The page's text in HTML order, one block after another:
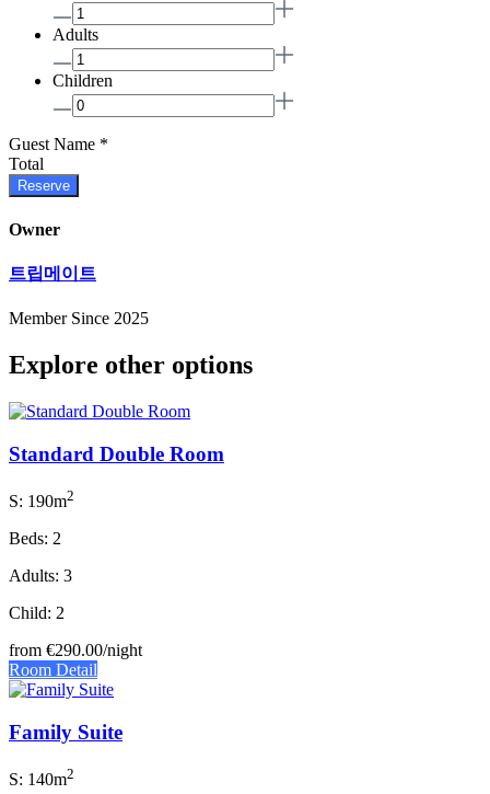
Adults
Children
Guest Name *
Total
Reserve
Owner
트립메이트
Member Since 2025
Explore other options
Standard Double Room
S: 190m2
Beds: 2
Adults: 3
Child: 2
from €290.00/night
Room Detail
Family Suite
S: 140m2